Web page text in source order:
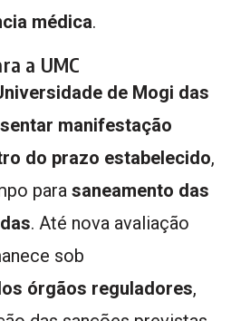
médica.
a UMC
de Mogi das
manifestação
do prazo estabelecido,
para saneamento das
. Até nova avaliação
sob
órgãos reguladores,